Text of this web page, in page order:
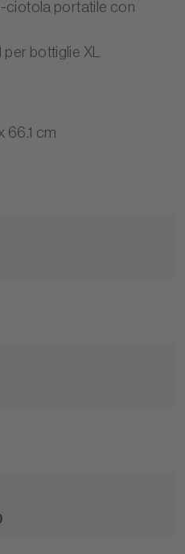
ciotola portatile con
bottiglie XL
66.1 cm